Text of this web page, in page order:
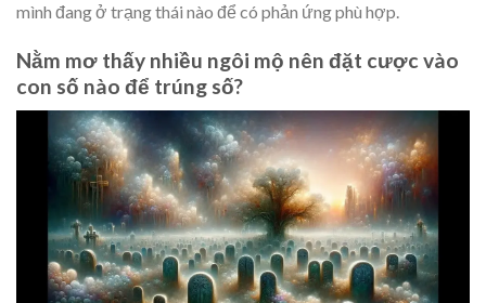
mình đang ở trạng thái nào để có phản ứng phù hợp.
Nằm mơ thấy nhiều ngôi mộ nên đặt cược vào
con số nào để trúng số?